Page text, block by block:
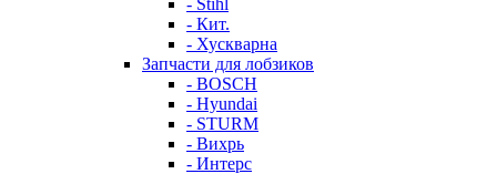
- Stihl
- Кит.
- Хускварна
Запчасти для лобзиков
- BOSCH
- Hyundai
- STURM
- Вихрь
- Интерс